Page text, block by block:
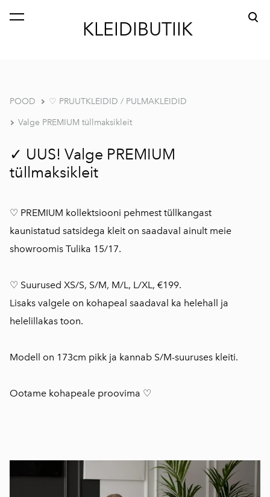
KLEIDIBUTIIK
lisati ostukorvi. Vaata ostukorvi
POOD ♡ PRUUTKLEIDID / PULMAKLEIDID
Valge PREMIUM tüllmaksikleit
✓ UUS! Valge PREMIUM
tüllmaksikleit
♡ PREMIUM kollektsiooni pehmest tüllkangast
kaunistatud satsidega kleit on saadaval ainult meie
showroomis Tulika 15/17.
♡ Suurused XS/S, S/M, M/L, L/XL, €199.
Lisaks valgele on kohapeal saadaval ka helehall ja
helelillakas toon.
Modell on 173cm pikk ja kannab S/M-suuruses kleiti.
Ootame kohapeale proovima ♡